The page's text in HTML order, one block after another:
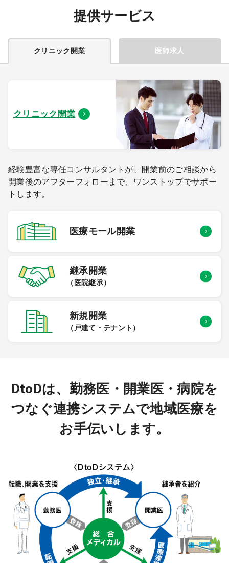
提供サービス
クリニック開業 医師求人
クリニック開業
経験豊富な専任コンサルタントが、開業前のご相談から
開業後のアフターフォローまで、ワンストップでサポー
トします。
医療モール開業
継承開業
（医院継承）
新規開業
（戸建て・テナント）
DtoDは、勤務医・開業医・病院を
つなぐ連携システムで地域医療を
お手伝いします。